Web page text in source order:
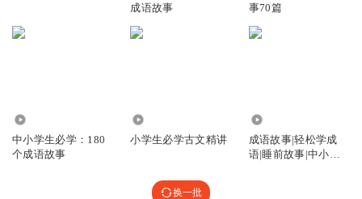
成语故事
事70篇
中小学生必学：180
个成语故事
小学生必学古文精讲
成语故事|轻松学成
语|睡前故事|中小学
换一批